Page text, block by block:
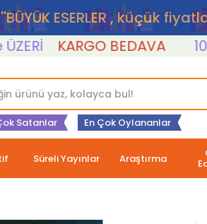
''BÜYÜK ESERLER , küçük
KARGO BEDAVA 1000
Satanlar En Çok Oylananlar
Süreli Yayınlar Araştırma